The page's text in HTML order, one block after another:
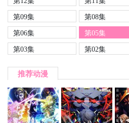
第09集
第08集
第06集
第05集
第03集
第02集
推荐动漫